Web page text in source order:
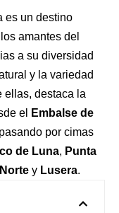
es un destino
amantes del
a su diversidad
y la variedad
ellas, destaca la
el
Embalse de
por cimas
de Luna, Punta
y Lusera.